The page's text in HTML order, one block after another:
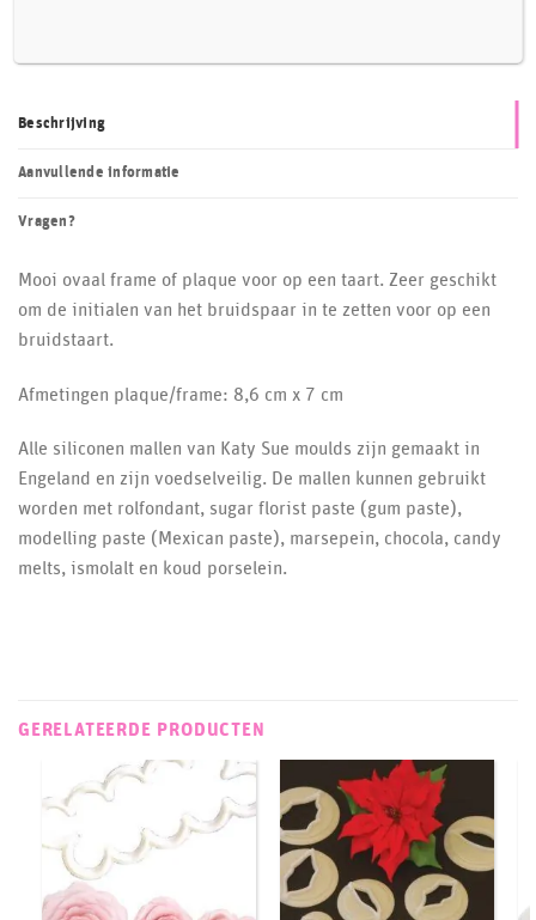
Beschrijving
Aanvullende informatie
Vragen?
Mooi ovaal frame of plaque voor op een taart. Zeer geschikt
om de initialen van het bruidspaar in te zetten voor op een
bruidstaart.
Afmetingen plaque/frame: 8,6 cm x 7 cm
Alle siliconen mallen van Katy Sue moulds zijn gemaakt in
Engeland en zijn voedselveilig. De mallen kunnen gebruikt
worden met rolfondant, sugar florist paste (gum paste),
modelling paste (Mexican paste), marsepein, chocola, candy
melts, ismolalt en koud porselein.
GERELATEERDE PRODUCTEN